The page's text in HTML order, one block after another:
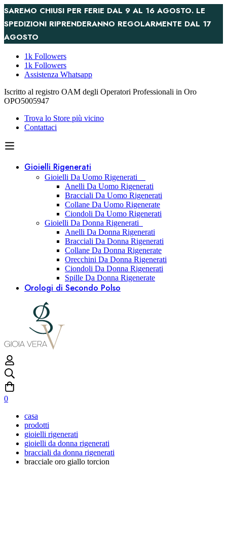
SAREMO CHIUSI PER FERIE DAL 9 AL 16 AGOSTO. LE
SPEDIZIONI RIPRENDERANNO REGOLARMENTE DAL 17
AGOSTO
1k Followers
1k Followers
Assistenza Whatsapp
Iscritto al registro OAM degli Operatori Professionali in Oro
OPO5005947
Trova lo Store più vicino
Contattaci
Gioielli Rigenerati
Gioielli Da Uomo Rigenerati
Anelli Da Uomo Rigenerati
Bracciali Da Uomo Rigenerati
Collane Da Uomo Rigenerate
Ciondoli Da Uomo Rigenerati
Gioielli Da Donna Rigenerati
Anelli Da Donna Rigenerati
Bracciali Da Donna Rigenerati
Collane Da Donna Rigenerate
Orecchini Da Donna Rigenerati
Ciondoli Da Donna Rigenerati
Spille Da Donna Rigenerate
Orologi di Secondo Polso
0
casa
prodotti
gioielli rigenerati
gioielli da donna rigenerati
bracciali da donna rigenerati
bracciale oro giallo torcion